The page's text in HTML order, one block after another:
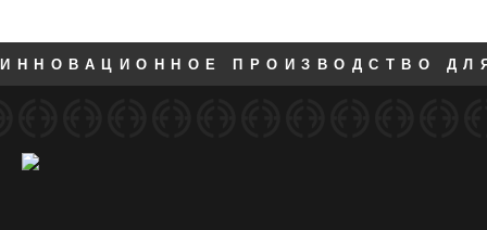
ИННОВАЦИОННОЕ ПРОИЗВОДСТВО